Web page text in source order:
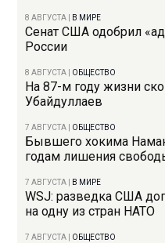
8 АВГУСТА В МИРЕ
Сенат США одобрил
России
8 АВГУСТА ОБЩЕСТВО
На 87-м году жизни
Убайдуллаев
7 АВГУСТА ОБЩЕСТВО
Бывшего хокима
годам лишения
7 АВГУСТА В МИРЕ
WSJ: разведка США
на одну из стран НАТО
7 АВГУСТА ОБЩЕСТВО